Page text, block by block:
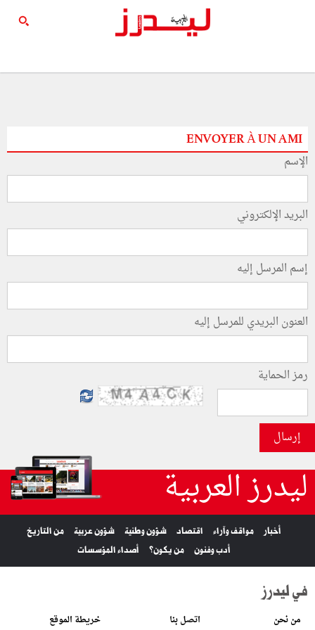
ENVOYER À UN AMI
الإسم
البريد الإلكتروني
إسم المرسل إليه
العنون البريدي للمرسل إليه
رمز الحماية
إرسال
ليدرز العربية
أخبار مواقف وآراء اقتصاد شؤون وطنية شؤون عربية
من التاريخ
أدب وفنون
من يكون؟ أصداء المؤسسات
في ليدرز
من نحن اتصل بنا خريطة الموقع